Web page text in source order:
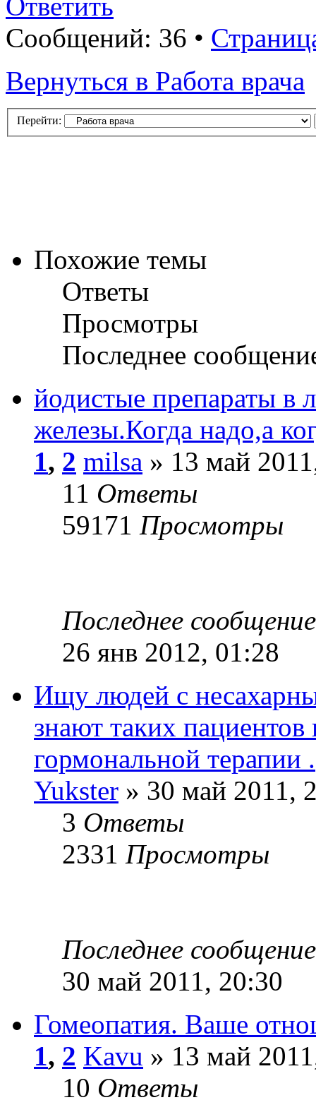
Ответить
Сообщений: 36 •
Вернуться в Работа врача
Перейти:
Похожие темы
Ответы
Просмотры
Последнее
йодистые препараты в
железы.Когда надо,а
1, 2 milsa » 13 май
11 Ответы
59171 Просмотры
Последнее
26 янв 2012, 01:28
Ищу людей с
знают таких
гормональной терапии .
Yukster » 30 май 2011,
3 Ответы
2331 Просмотры
Последнее
30 май 2011, 20:30
Гомеопатия. Ваше
1, 2 Kavu » 13 май
10 Ответы